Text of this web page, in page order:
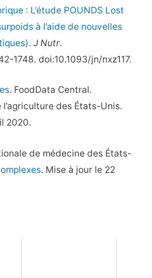
: L’étude POUNDS Lost
à l’aide de nouvelles
.J Nutr.
1748. doi:10.1093/jn/nxz117.
. FoodData Central.
des États-Unis.
2020.
de médecine des États-
. Mise à jour le 22